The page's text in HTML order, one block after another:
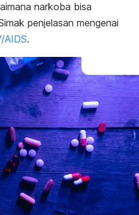
narkoba bisa
penjelasan mengenai
/AIDS.